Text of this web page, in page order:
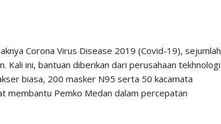
Corona Virus Disease 2019 (Covid-19), sejumlah
ini, bantuan diberikan dari perusahaan tekhnologi
biasa, 200 masker N95 serta 50 kacamata
membantu Pemko Medan dalam percepatan